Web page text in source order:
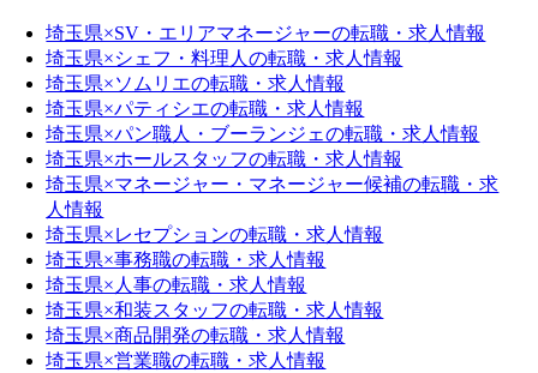
埼玉県×SV・エリアマネージャーの転職・求人情報
埼玉県×シェフ・料理人の転職・求人情報
埼玉県×ソムリエの転職・求人情報
埼玉県×パティシエの転職・求人情報
埼玉県×パン職人・ブーランジェの転職・求人情報
埼玉県×ホールスタッフの転職・求人情報
埼玉県×マネージャー・マネージャー候補の転職・求
人情報
埼玉県×レセプションの転職・求人情報
埼玉県×事務職の転職・求人情報
埼玉県×人事の転職・求人情報
埼玉県×和装スタッフの転職・求人情報
埼玉県×商品開発の転職・求人情報
埼玉県×営業職の転職・求人情報